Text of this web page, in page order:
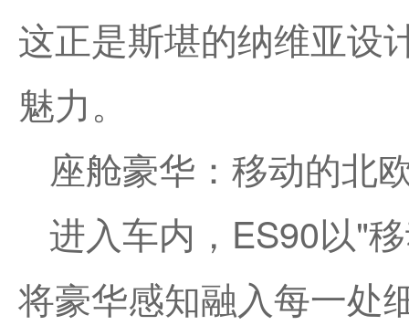
这正是斯堪的纳维亚设
魅力。
座舱豪华：移动的北
进入车内，ES90以"
将豪华感知融入每一处